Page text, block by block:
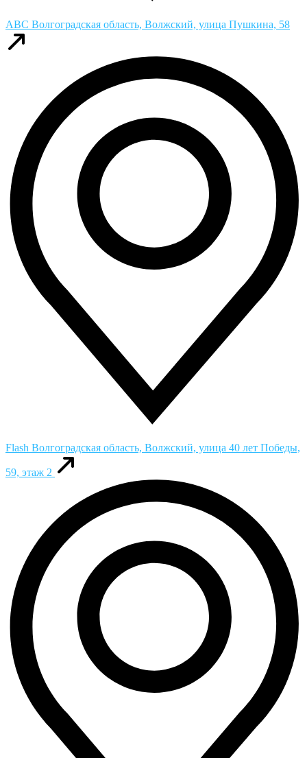
ABC Волгоградская область, Волжский, улица Пушкина, 58
Flash Волгоградская область, Волжский, улица 40 лет Победы,
59, этаж 2